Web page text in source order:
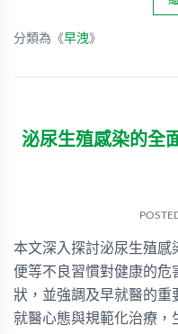
分類為《早洩》
泌尿生殖感染的全
本文深入探討泌尿生殖感
便等不良習慣對健康的危
狀，並強調及早就醫的重
就醫心態與規範化治療，